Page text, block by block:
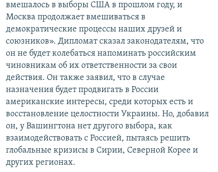
вмешалось в выборы США в прошлом году, и
Москва продолжает вмешиваться в
демократические процессы наших друзей и
союзников». Дипломат сказал законодателям, что
он не будет колебаться напоминать российским
чиновникам об их ответственности за свои
действия. Он также заявил, что в случае
назначения будет продвигать в России
американские интересы, среди которых есть и
восстановление целостности Украины. Но, добавил
он, у Вашингтона нет другого выбора, как
взаимодействовать с Россией, пытаясь решить
глобальные кризисы в Сирии, Северной Корее и
других регионах.